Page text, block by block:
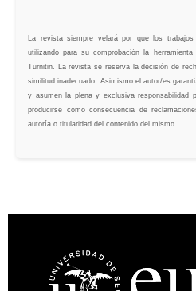
La revista siempre velará por que los
utilizando para su comprobación la
Turnitin. La revista se reserva la decisión de
similitud inadecuado. Asimismo el autor/es
y asumen la plena y exclusiva responsabilidad
producirse como consecuencia de
autoría o titularidad del contenido del mismo.